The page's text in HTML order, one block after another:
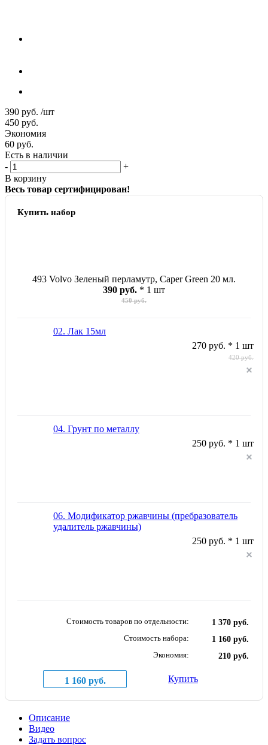
390 руб. /шт
450 руб.
Экономия
60 руб.
Есть в наличии
-
+
В корзину
Весь товар сертифицирован!
Купить набор
493 Volvo Зеленый перламутр, Caper Green 20 мл.
390 руб. * 1 шт
450 руб.
02. Лак 15мл
270 руб. * 1 шт
420 руб.
04. Грунт по металлу
250 руб. * 1 шт
06. Модификатор ржавчины (пребразователь
удалитель ржавчины)
250 руб. * 1 шт
Стоимость товаров по отдельности:
1 370 руб.
Стоимость набора:
1 160 руб.
Экономия:
210 руб.
1 160 руб. Купить
Описание
Видео
Задать вопрос